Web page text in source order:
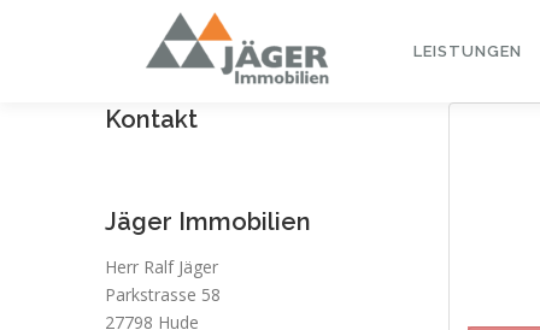
LEISTUNGEN
Kontakt
Jäger Immobilien
Herr Ralf Jäger
Parkstrasse 58
27798 Hude